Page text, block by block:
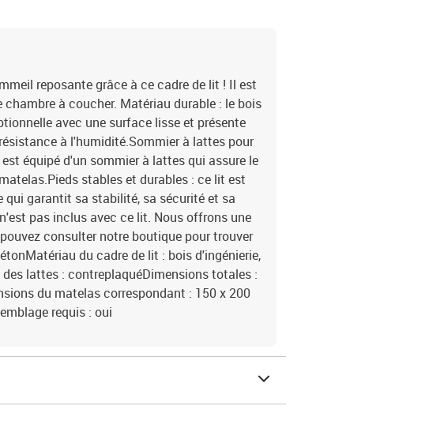
reposante grâce à ce cadre de lit ! Il est
à coucher. Matériau durable : le bois
avec une surface lisse et présente
à l'humidité.Sommier à lattes pour
équipé d'un sommier à lattes qui assure le
stables et durables : ce lit est
qui garantit sa stabilité, sa sécurité et sa
pas inclus avec ce lit. Nous offrons une
consulter notre boutique pour trouver
du cadre de lit : bois d'ingénierie,
lattes : contreplaquéDimensions totales :
du matelas correspondant : 150 x 200
requis : oui